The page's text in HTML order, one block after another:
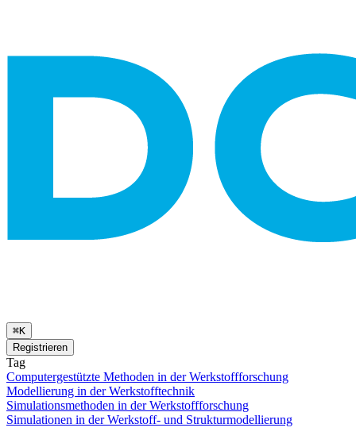
⌘K
Registrieren
Tag
Computergestützte Methoden in der Werkstoffforschung
Modellierung in der Werkstofftechnik
Simulationsmethoden in der Werkstoffforschung
Simulationen in der Werkstoff- und Strukturmodellierung